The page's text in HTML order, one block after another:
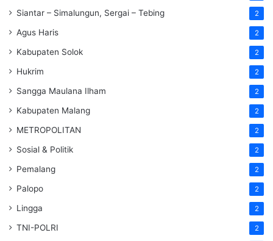
Siantar – Simalungun, Sergai – Tebing 2
Agus Haris 2
Kabupaten Solok 2
Hukrim 2
Sangga Maulana Ilham 2
Kabupaten Malang 2
METROPOLITAN 2
Sosial & Politik 2
Pemalang 2
Palopo 2
Lingga 2
TNI-POLRI 2